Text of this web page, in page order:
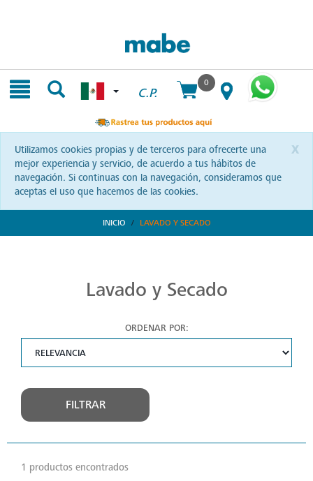
C.P.
0
x
Utilizamos cookies propias y de terceros para ofrecerte una
mejor experiencia y servicio, de acuerdo a tus hábitos de
navegación. Si continuas con la navegación, consideramos que
aceptas el uso que hacemos de las cookies.
INICIO LAVADO Y SECADO
Lavado y Secado
ORDENAR POR:
FILTRAR
1 productos encontrados